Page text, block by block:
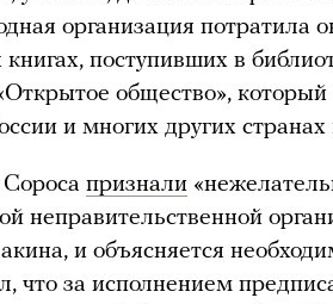
организация потратила
поступивших в
общество»,
и многих других
признали
неправительственной
и объясняется
что за исполнением